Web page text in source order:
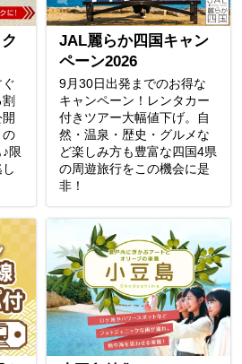
の
限
JAL麗らか四国キャン
ペーン2026
9月30日出発までのお得な
キャンペーン！レンタカー
付きツアー大幅値下げ。自
然・温泉・歴史・グルメな
ど楽しみ方も豊富な四国4県
の周遊旅行をこの機会に是
非！